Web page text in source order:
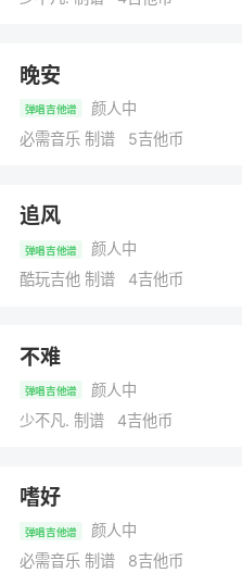
晚安
弹唱吉他谱
颜人中
必需音乐 制谱 5吉他币
追风
弹唱吉他谱
颜人中
酷玩吉他 制谱 4吉他币
不难
弹唱吉他谱
颜人中
少不凡. 制谱 4吉他币
嗜好
弹唱吉他谱
颜人中
必需音乐 制谱 8吉他币